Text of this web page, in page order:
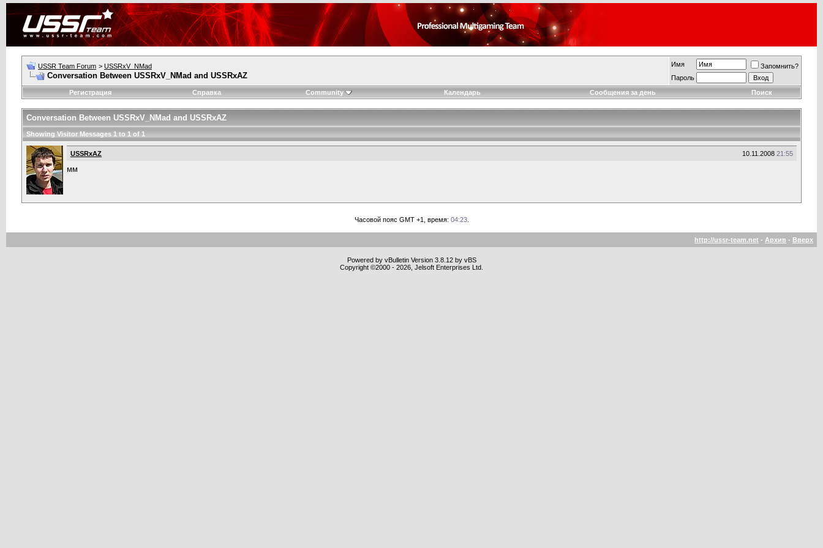
USSR Team Forum > USSRxV_NMad
Conversation Between USSRxV_NMad and USSRxAZ
Имя
Запомнить?
Пароль
Регистрация
Справка Community Календарь Сообщения за день Поиск
Conversation Between USSRxV_NMad and USSRxAZ
Showing Visitor Messages 1 to 1 of 1
10.11.2008 21:55
USSRxAZ
мм
Часовой пояс GMT +1, время: 04:23.
http://ussr-team.net - Архив - Вверх
Powered by vBulletin Version 3.8.12 by vBS
Copyright ©2000 - 2026, Jelsoft Enterprises Ltd.